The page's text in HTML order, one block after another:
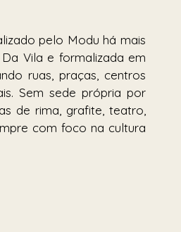
pelo Modu há mais
Vila e formalizada em
ruas, praças, centros
Sem sede própria por
de rima, grafite, teatro,
com foco na cultura